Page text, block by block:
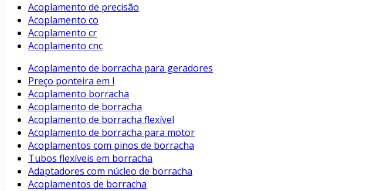
Acoplamento de precisão
Acoplamento co
Acoplamento cr
Acoplamento cnc
Acoplamento de borracha para geradores
Preço ponteira em l
Acoplamento borracha
Acoplamento de borracha
Acoplamento de borracha flexível
Acoplamento de borracha para motor
Acoplamentos com pinos de borracha
Tubos flexíveis em borracha
Adaptadores com núcleo de borracha
Acoplamentos de borracha